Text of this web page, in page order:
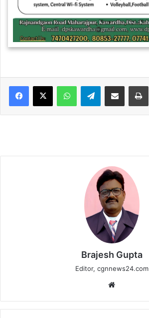
WhatsAppTelegramShare via Email
Brajesh Gupta
Editor, cgnnews24.com